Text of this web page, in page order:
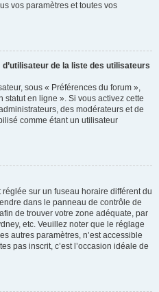
vos paramètres et toutes vos
de la liste des utilisateurs
sous « Préférences du forum »,
statut en ligne ». Si vous activez cette
des modérateurs et de
comme étant un utilisateur
réglée sur un fuseau horaire différent du
dans le panneau de contrôle de
de trouver votre zone adéquate, par
etc. Veuillez noter que le réglage
autres paramètres, n’est accessible
pas inscrit, c’est l’occasion idéale de